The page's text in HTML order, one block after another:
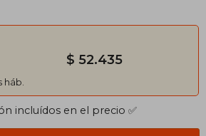
háb.
$ 52.435
incluídos en el precio ✅